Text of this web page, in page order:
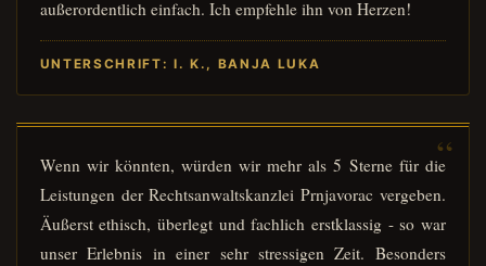
außerordentlich einfach. Ich empfehle ihn von Herzen!
UNTERSCHRIFT: I. K., BANJA LUKA
Wenn wir könnten, würden wir mehr als 5 Sterne für die
Leistungen der Rechtsanwaltskanzlei Prnjavorac vergeben.
Äußerst ethisch, überlegt und fachlich erstklassig - so war
unser Erlebnis in einer sehr stressigen Zeit. Besonders